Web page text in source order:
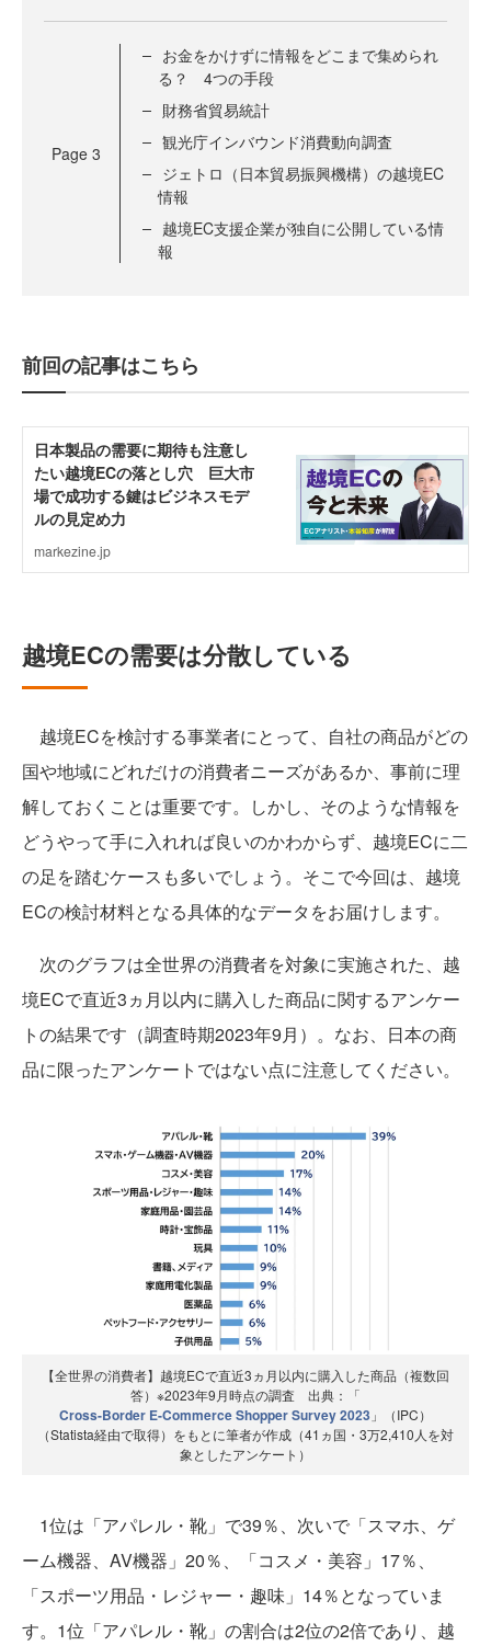
Page 3
お金をかけずに情報をどこまで集められ
る？ 4つの手段
財務省貿易統計
観光庁インバウンド消費動向調査
ジェトロ（日本貿易振興機構）の越境EC
情報
越境EC支援企業が独自に公開している情
報
前回の記事はこちら
越境ECの需要は分散している
越境ECを検討する事業者にとって、自社の商品がどの
国や地域にどれだけの消費者ニーズがあるか、事前に理
解しておくことは重要です。しかし、そのような情報を
どうやって手に入れれば良いのかわからず、越境ECに二
の足を踏むケースも多いでしょう。そこで今回は、越境
ECの検討材料となる具体的なデータをお届けします。
次のグラフは全世界の消費者を対象に実施された、越
境ECで直近3ヵ月以内に購入した商品に関するアンケー
トの結果です（調査時期2023年9月）。なお、日本の商
品に限ったアンケートではない点に注意してください。
【全世界の消費者】越境ECで直近3ヵ月以内に購入した商品（複数回
答）※2023年9月時点の調査 出典：「
Cross-Border E-Commerce Shopper Survey 2023 」（IPC）
（Statista経由で取得）をもとに筆者が作成（41ヵ国・3万2,410人を対
象としたアンケート）
1位は「アパレル・靴」で39％、次いで「スマホ、ゲ
ーム機器、AV機器」20％、「コスメ・美容」17％、
「スポーツ用品・レジャー・趣味」14％となっていま
す。1位「アパレル・靴」の割合は2位の2倍であり、越